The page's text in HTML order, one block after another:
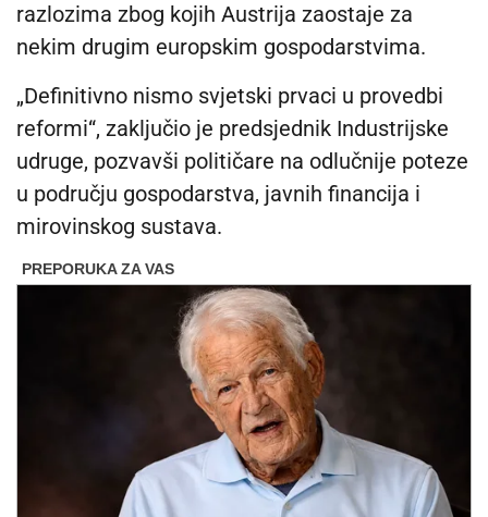
razlozima zbog kojih Austrija zaostaje za
nekim drugim europskim gospodarstvima.
„Definitivno nismo svjetski prvaci u provedbi
reformi“, zaključio je predsjednik Industrijske
udruge, pozvavši političare na odlučnije poteze
u području gospodarstva, javnih financija i
mirovinskog sustava.